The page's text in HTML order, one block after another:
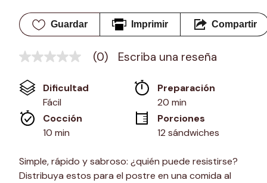
Guardar Imprimir Compartir
Sin
Enlace
en
misma
página.
(0) Escriba una reseña
Dificultad
Fácil
Preparación
20 min
Cocción
10 min
Porciones
12 sándwiches
Simple, rápido y sabroso: ¿quién puede resistirse?
Distribuya estos para el postre en una comida al